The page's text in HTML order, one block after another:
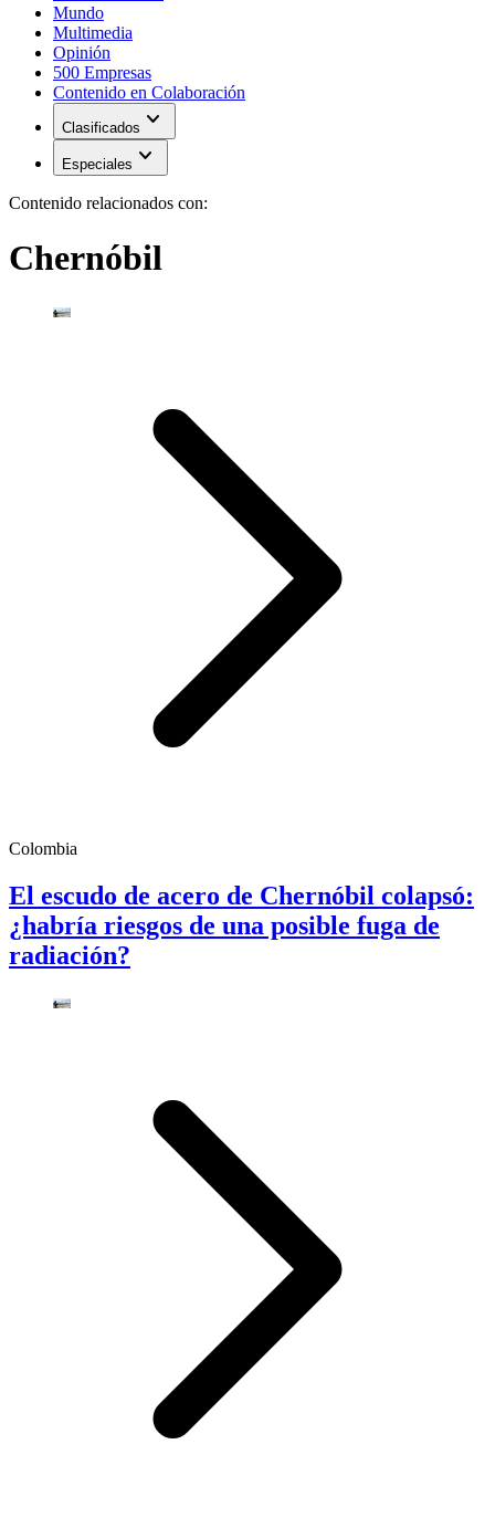
Mundo
Multimedia
Opinión
500 Empresas
Contenido en Colaboración
Clasificados expand_more
Especiales expand_more
Contenido relacionados con:
Chernóbil
Colombia
El escudo de acero de Chernóbil colapsó:
¿habría riesgos de una posible fuga de
radiación?